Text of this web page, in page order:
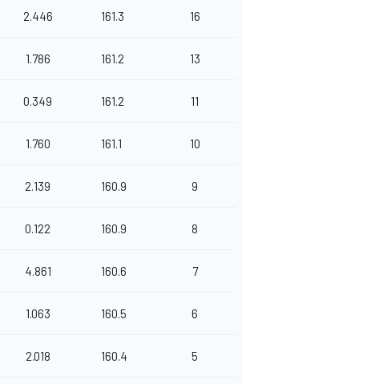
2.446 161.3 16
1.786 161.2 13
0.349 161.2 11
1.760 161.1 10
2.139 160.9 9
0.122 160.9 8
4.861 160.6 7
1.063 160.5 6
2.018 160.4 5